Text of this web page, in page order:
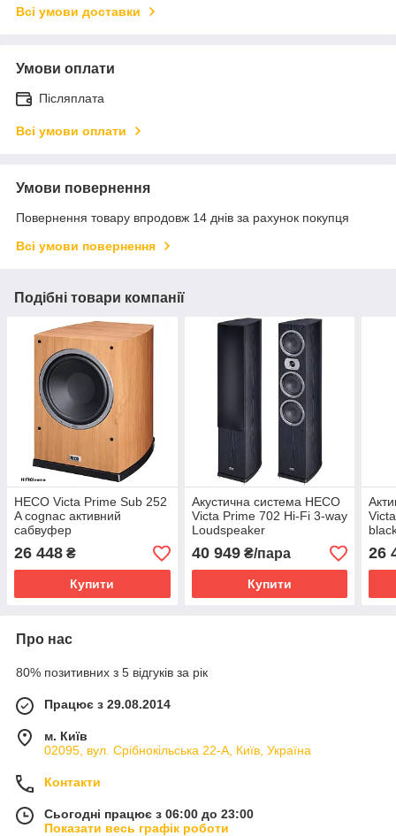
Всі умови доставки
Умови оплати
Післяплата
Всі умови оплати
Умови повернення
Повернення товару впродовж 14 днів за рахунок покупця
Всі умови повернення
Подібні товари компанії
HECO Victa Prime Sub 252
A cognac активний
сабвуфер
26 448 ₴
Купити
Акустична система HECO
Victa Prime 702 Hi-Fi 3-way
Loudspeaker
40 949₴/пара
Купити
26
Про нас
80% позитивних з 5 відгуків за рік
Працює з 29.08.2014
м. Київ
02095, вул. Срібнокільська 22-А, Київ, Україна
Контакти
Сьогодні працює з 06:00 до 23:00
Показати весь графік роботи